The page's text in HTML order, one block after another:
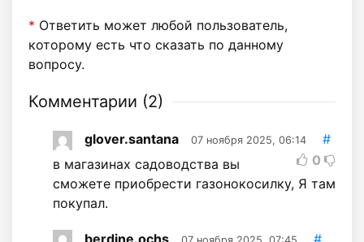
* Ответить может любой пользователь,
которому есть что сказать по данному
вопросу.
Комментарии (2)
glover.santana 07 ноября 2025, 06:14
#
0
в магазинах садоводства вы
сможете приобрести газонокосилку, Я там
покупал.
berdine.ochs
#